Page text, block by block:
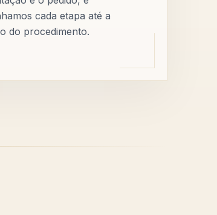
cada etapa até a
do procedimento.